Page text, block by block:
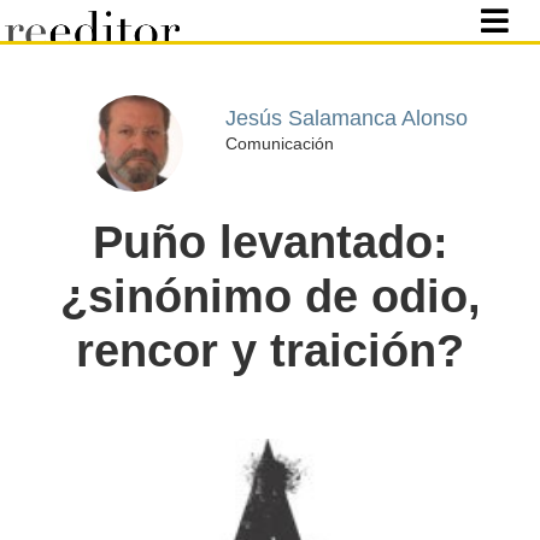
Jesús Salamanca Alonso
Comunicación
Puño levantado:
¿sinónimo de odio,
rencor y traición?